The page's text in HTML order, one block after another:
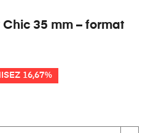
35 mm – format
16,67%